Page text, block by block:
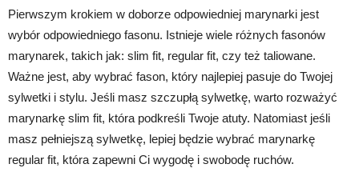
Pierwszym krokiem w doborze odpowiedniej marynarki jest
wybór odpowiedniego fasonu. Istnieje wiele różnych fasonów
marynarek, takich jak: slim fit, regular fit, czy też taliowane.
Ważne jest, aby wybrać fason, który najlepiej pasuje do Twojej
sylwetki i stylu. Jeśli masz szczupłą sylwetkę, warto rozważyć
marynarkę slim fit, która podkreśli Twoje atuty. Natomiast jeśli
masz pełniejszą sylwetkę, lepiej będzie wybrać marynarkę
regular fit, która zapewni Ci wygodę i swobodę ruchów.